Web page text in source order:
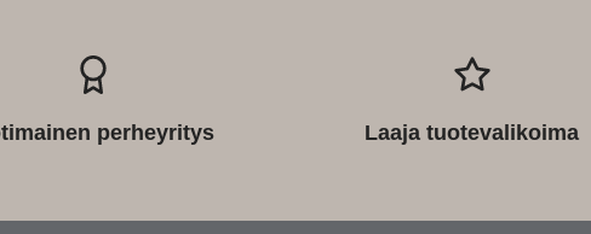
perheyritys Laaja tuotevalikoima